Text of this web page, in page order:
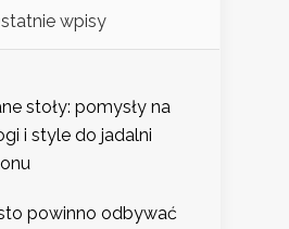
wpisy
stoły: pomysły na
i style do jadalni
powinno odbywać